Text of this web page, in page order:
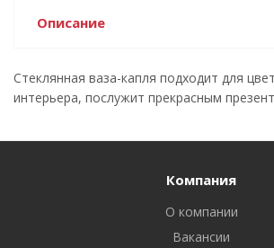
Описание
Стеклянная ваза-капля подходит для
интерьера, послужит прекрасным
Компания
О компании
Вакансии